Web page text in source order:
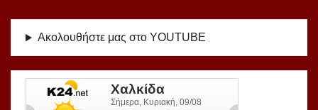
Ακολουθήστε μας στο YOUTUBE